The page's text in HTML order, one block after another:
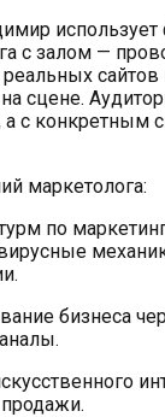
с залом —
сцене.
с конкретным
маркетолога:
по
бизнеса